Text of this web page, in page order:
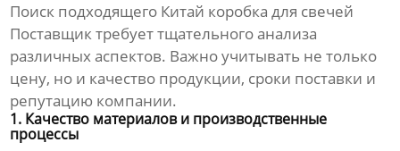
Поиск подходящего Китай коробка для свечей
Поставщиктребует тщательного анализа
различных аспектов. Важно учитывать не только
цену, но и качество продукции, сроки поставки и
репутацию компании.
1. Качество материалов и производственные
процессы